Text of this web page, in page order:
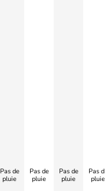
Pas de
pluie
Pas de
pluie
Pas de
pluie
Pas de
pluie